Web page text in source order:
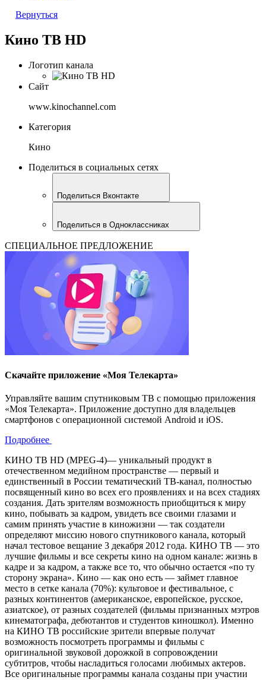
Вернуться
Кино ТВ HD
Логотип канала
Сайт
www.kinochannel.com
Категория
Кино
Поделиться в социальных сетях
Поделиться Вконтакте
Поделиться в Одноклассниках
СПЕЦИАЛЬНОЕ ПРЕДЛОЖЕНИЕ
Скачайте приложение «Моя Телекарта»
Управляйте вашим спутниковым ТВ с помощью приложения
«Моя Телекарта». Приложение доступно для владельцев
смартфонов с операционной системой Android и iOS.
Подробнее
КИНО ТВ HD (MPEG-4)— уникальный продукт в
отечественном медийном пространстве — первый и
единственный в России тематический ТВ-канал, полностью
посвященный кино во всех его проявлениях и на всех стадиях
создания. Дать зрителям возможность приобщиться к миру
кино, побывать за кадром, увидеть все своими глазами и
самим принять участие в киножизни — так создатели
определяют миссию нового спутникового канала, который
начал тестовое вещание 3 декабря 2012 года. КИНО ТВ — это
лучшие фильмы и все секреты кино на одном канале: жизнь в
кадре и за кадром, а также все то, что обычно остается «по ту
сторону экрана». Кино — как оно есть — займет главное
место в сетке канала (70%): культовое и фестивальное, с
разных континентов (американское, европейское, русское,
азиатское), от разных создателей (фильмы признанных мэтров
кинематографа, дебютантов и студентов киношкол). Именно
на КИНО ТВ российские зрители впервые получат
возможность посмотреть программы и фильмы с
оригинальной звуковой дорожкой в сопровождении
субтитров, чтобы насладиться голосами любимых актеров.
Все оригинальные программы канала созданы при участии